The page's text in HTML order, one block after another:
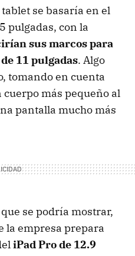
se basaría en el
pulgadas, con la
sus marcos para
11 pulgadas. Algo
tomando en cuenta
más pequeño al
pantalla mucho más
se podría mostrar,
la empresa prepara
iPad Pro de 12.9